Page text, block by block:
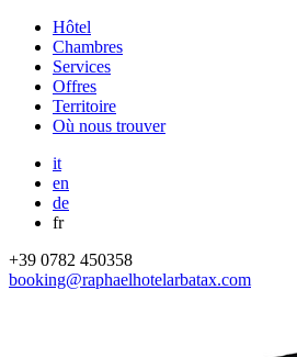
Hôtel
Chambres
Services
Offres
Territoire
Où nous trouver
it
en
de
fr
+39 0782 450358
booking@raphaelhotelarbatax.com